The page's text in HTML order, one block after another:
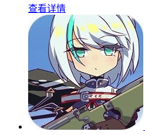
查看详情